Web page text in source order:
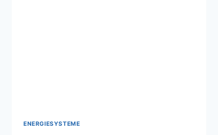
ENERGIESYSTEME